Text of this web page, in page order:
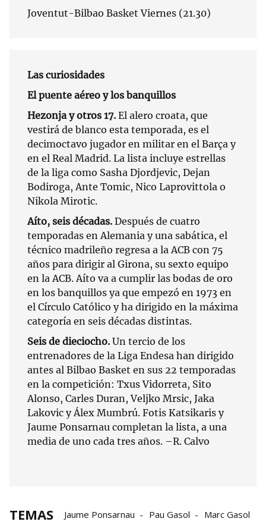
Joventut-Bilbao Basket Viernes (21.30)
Las curiosidades
El puente aéreo y los banquillos
Hezonja y otros 17. El alero croata, que
vestirá de blanco esta temporada, es el
decimoctavo jugador en militar en el Barça y
en el Real Madrid. La lista incluye estrellas
de la liga como Sasha Djordjevic, Dejan
Bodiroga, Ante Tomic, Nico Laprovittola o
Nikola Mirotic.
Aíto, seis décadas. Después de cuatro
temporadas en Alemania y una sabática, el
técnico madrileño regresa a la ACB con 75
años para dirigir al Girona, su sexto equipo
en la ACB. Aíto va a cumplir las bodas de oro
en los banquillos ya que empezó en 1973 en
el Círculo Católico y ha dirigido en la máxima
categoría en seis décadas distintas.
Seis de dieciocho. Un tercio de los
entrenadores de la Liga Endesa han dirigido
antes al Bilbao Basket en sus 22 temporadas
en la competición: Txus Vidorreta, Sito
Alonso, Carles Duran, Veljko Mrsic, Jaka
Lakovic y Álex Mumbrú. Fotis Katsikaris y
Jaume Ponsarnau completan la lista, a una
media de uno cada tres años. –R. Calvo
TEMAS Jaume Ponsarnau Pau Gasol Marc Gasol